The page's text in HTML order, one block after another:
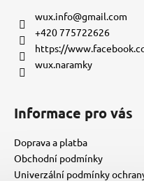
wux.info@gmail.com
+420 775722626
https://
wux.naramky
Informace pro vás
Doprava a platba
Obchodní podmínky
Univerzální podmínky